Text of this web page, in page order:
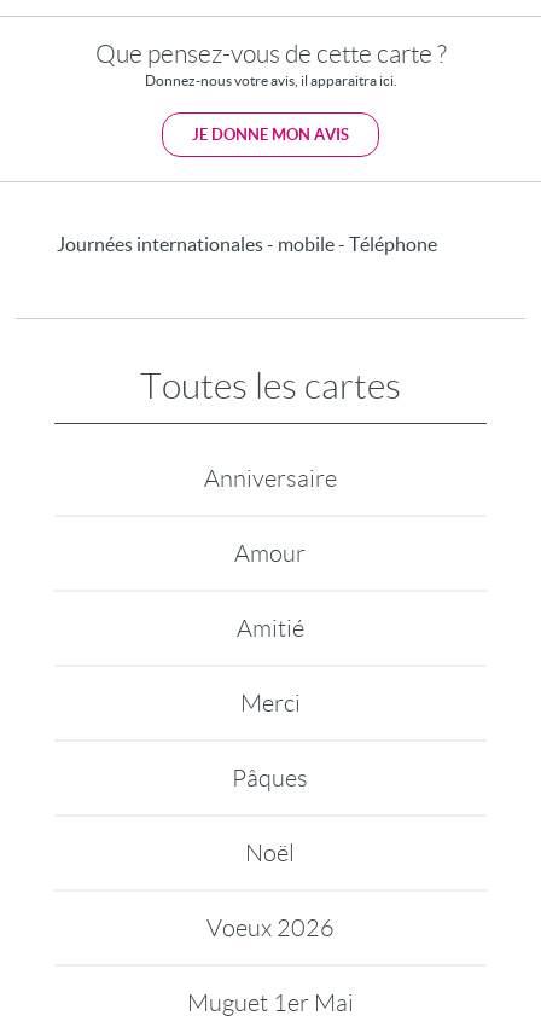
Que pensez-vous de cette carte ?
Donnez-nous votre avis, il apparaitra ici.
JE DONNE MON AVIS
Journées internationales - mobile - Téléphone
Toutes les cartes
Anniversaire
Amour
Amitié
Merci
Pâques
Noël
Voeux 2026
Muguet 1er Mai